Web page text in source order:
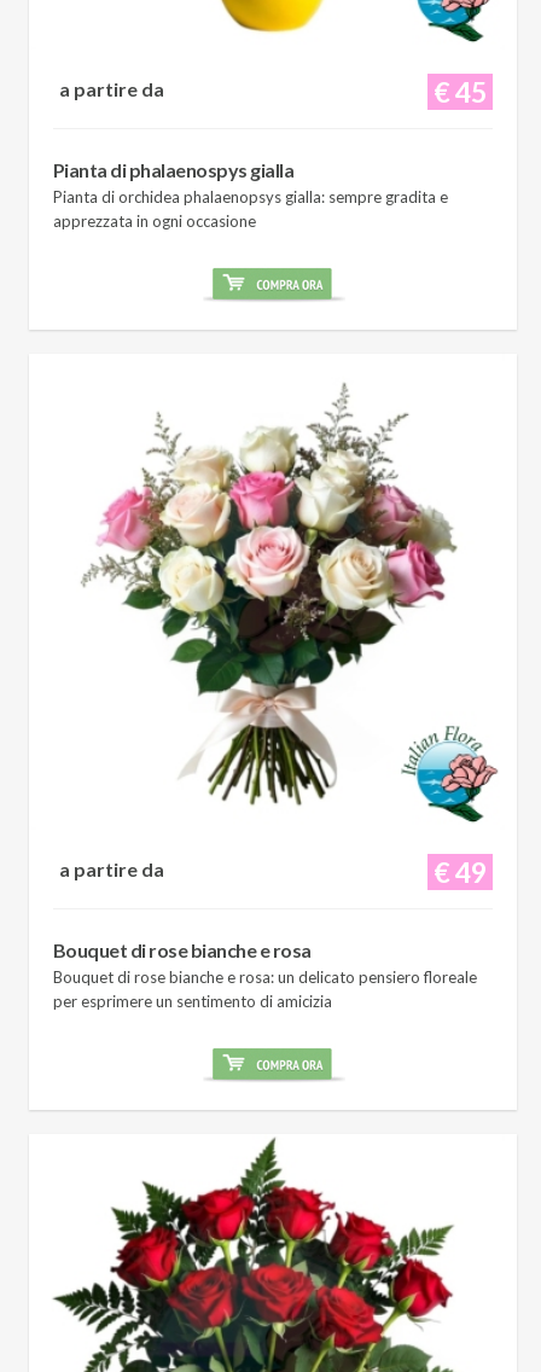
€ 45
a partire da
Pianta di phalaenospys gialla
Pianta di orchidea phalaenopsys gialla: sempre gradita e
apprezzata in ogni occasione
€ 49
a partire da
Bouquet di rose bianche e rosa
Bouquet di rose bianche e rosa: un delicato pensiero floreale
per esprimere un sentimento di amicizia